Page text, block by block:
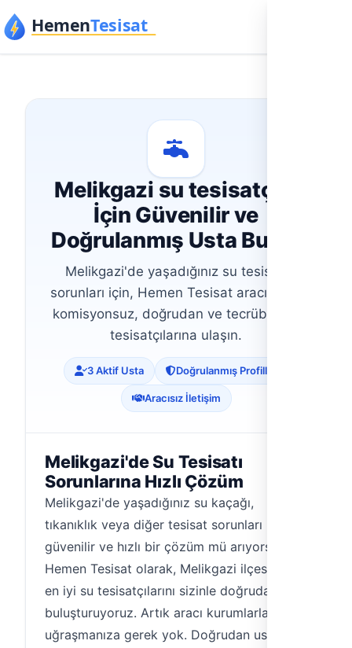
İçeriğe geç
Melikgazi su tesisatçısı
İçin Güvenilir ve
Doğrulanmış Usta Bulun
Melikgazi'de yaşadığınız su tesisatı
sorunları için, Hemen Tesisat aracılığıyla
komisyonsuz, doğrudan ve tecrübeli su
tesisatçılarına ulaşın.
3 Aktif Usta Doğrulanmış Profiller
Aracısız İletişim
Melikgazi'de Su Tesisatı
Sorunlarına Hızlı Çözüm
Melikgazi'de yaşadığınız su kaçağı,
tıkanıklık veya diğer tesisat sorunları için
güvenilir ve hızlı bir çözüm mü arıyorsunuz?
Hemen Tesisat olarak, Melikgazi ilçesi'ndeki
en iyi su tesisatçılarını sizinle doğrudan
buluşturuyoruz. Artık aracı kurumlarla
uğraşmanıza gerek yok. Doğrudan ustayla